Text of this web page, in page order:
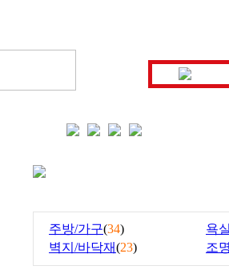
주방/가구(34)
욕
벽지/바닥재(23) 조